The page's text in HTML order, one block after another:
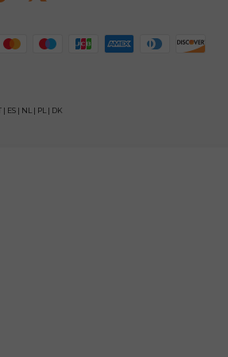
| ES | NL | PL | DK